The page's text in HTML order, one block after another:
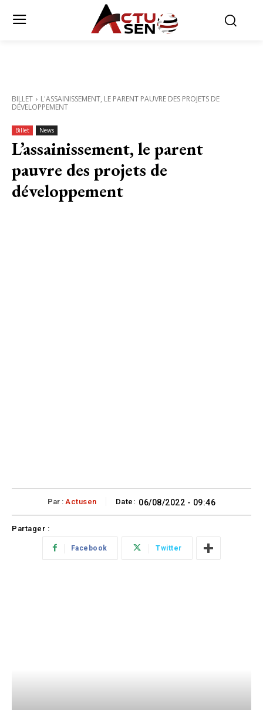
BILLET
L'ASSAINISSEMENT, LE PARENT PAUVRE DES PROJETS DE
DÉVELOPPEMENT
Billet News
L’assainissement, le parent
pauvre des projets de
développement
Par : Actusen Date: 06/08/2022 - 09:46
Partager :
Facebook Twitter